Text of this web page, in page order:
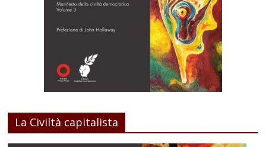
La Civiltà capitalista